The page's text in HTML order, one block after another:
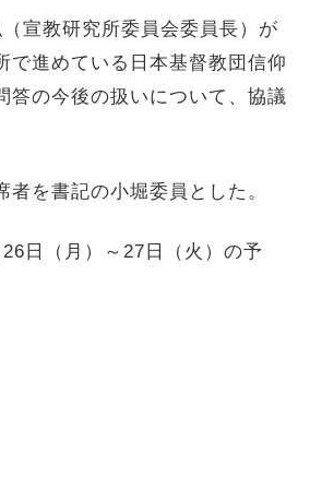
宣教研究所委員会委員長）が
で進めている日本基督教団信仰
答の今後の扱いについて、協議
者を書記の小堀委員とした。
26 日（月）～ 27 日（火）の予